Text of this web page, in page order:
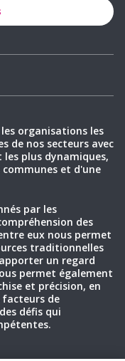
organisations les
de nos secteurs avec
plus dynamiques,
communes et d'une
par les
des
eux nous permet
traditionnelles
un regard
permet également
et précision, en
de
défis qui